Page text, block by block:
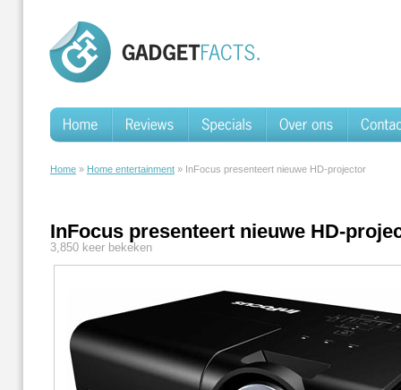
Home » Home entertainment » InFocus presenteert nieuwe HD-projector
InFocus presenteert nieuwe HD-
3,850 keer bekeken